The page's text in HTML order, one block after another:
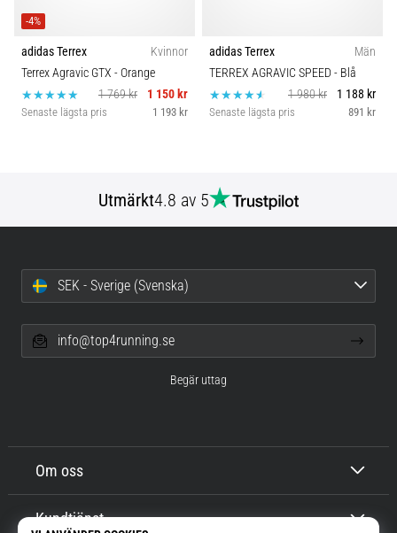
-4%
adidas Terrex
Kvinnor
Terrex Agravic GTX - Orange
1 769 kr
1 150 kr
Senaste lägsta pris 1 193 kr
adidas Terrex
Män
TERREX AGRAVIC SPEED - Blå
1 980 kr
1 188 kr
Senaste lägsta pris 891 kr
Utmärkt4.8 av 5
Om oss
Kundtjänst
SEK - Sverige (Svenska)
info@top4running.se
Begär uttag